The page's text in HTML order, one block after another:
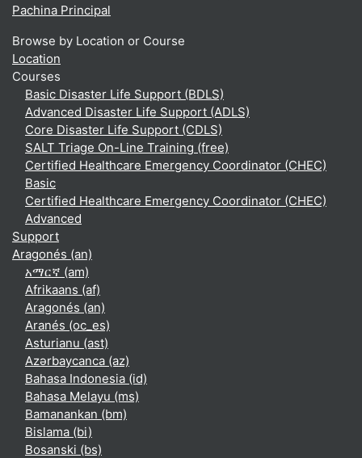
Pachina Principal
Browse by Location or Course
Location
Courses
Basic Disaster Life Support (BDLS)
Advanced Disaster Life Support (ADLS)
Core Disaster Life Support (CDLS)
SALT Triage On-Line Training (free)
Certified Healthcare Emergency Coordinator (CHEC)
Basic
Certified Healthcare Emergency Coordinator (CHEC)
Advanced
Support
Aragonés ‎(an)‎
አማርኛ ‎(am)‎
Afrikaans ‎(af)‎
Aragonés ‎(an)‎
Aranés ‎(oc_es)‎
Asturianu ‎(ast)‎
Azərbaycanca ‎(az)‎
Bahasa Indonesia ‎(id)‎
Bahasa Melayu ‎(ms)‎
Bamanankan ‎(bm)‎
Bislama ‎(bi)‎
Bosanski ‎(bs)‎